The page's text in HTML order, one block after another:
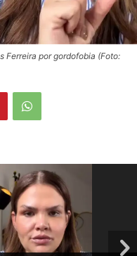
Ferreira por gordofobia (Foto: